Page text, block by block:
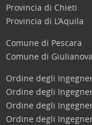
Provincia di Chieti
Provincia di L’Aquila
Comune di Pescara
Comune di Giulianova
Ordine degli
Ordine degli
Ordine degli
Ordine degli